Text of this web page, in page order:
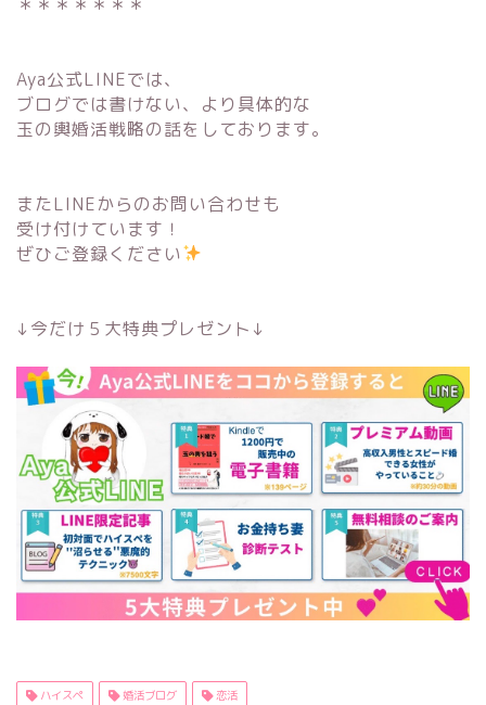
Aya公式LINEでは、
ブログでは書けない、より具体的な
玉の輿婚活戦略の話をしております。
またLINEからのお問い合わせも
受け付けています！
ぜひご登録ください
↓今だけ５大特典プレゼント↓
ハイスペ 婚活ブログ 恋活